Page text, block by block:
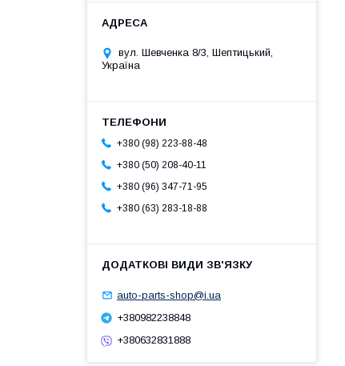
вул. Шевченка 8/3, Шептицький,
Україна
+380 (98) 223-88-48
+380 (50) 208-40-11
+380 (96) 347-71-95
+380 (63) 283-18-88
auto-parts-shop@i.ua
+380982238848
+380632831888